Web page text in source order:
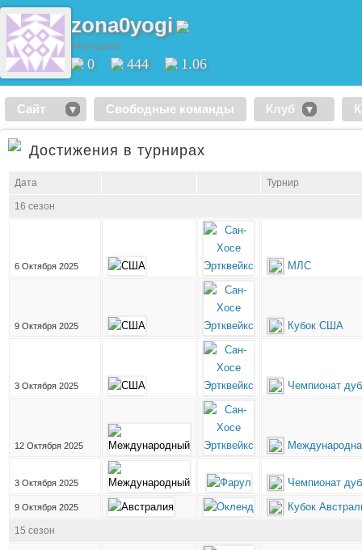
zona0yogi
Менеджер
0 444 1.06
Сайт Свободные команды Клуб
Достижения в турнирах
Дата Турнир
16 сезон
6 Октября 2025 МЛС
9 Октября 2025 Кубок США
3 Октября 2025 Чемпионат
12 Октября 2025
3 Октября 2025 Чемпионат
9 Октября 2025 Кубок
15 сезон